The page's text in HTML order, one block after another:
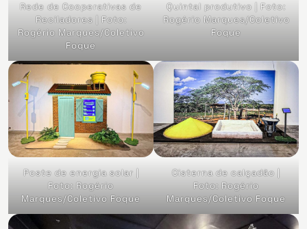
Rede de Cooperativas de
Reciladores | Foto:
Rogério Marques/Coletivo
Foque
Quintal produtivo | Foto:
Rogério Marques/Coletivo
Foque
Poste de energia solar |
Foto: Rogério
Marques/Coletivo Foque
Cisterna de calçadão |
Foto: Rogério
Marques/Coletivo Foque